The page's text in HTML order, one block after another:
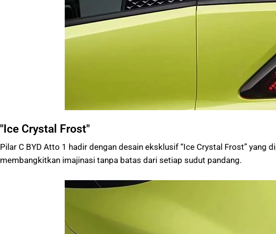
"Ice Crystal Frost"
Pilar C BYD Atto 1 hadir dengan desain eksklusif “Ice Crystal Frost”
membangkitkan imajinasi tanpa batas dari setiap sudut pandang.